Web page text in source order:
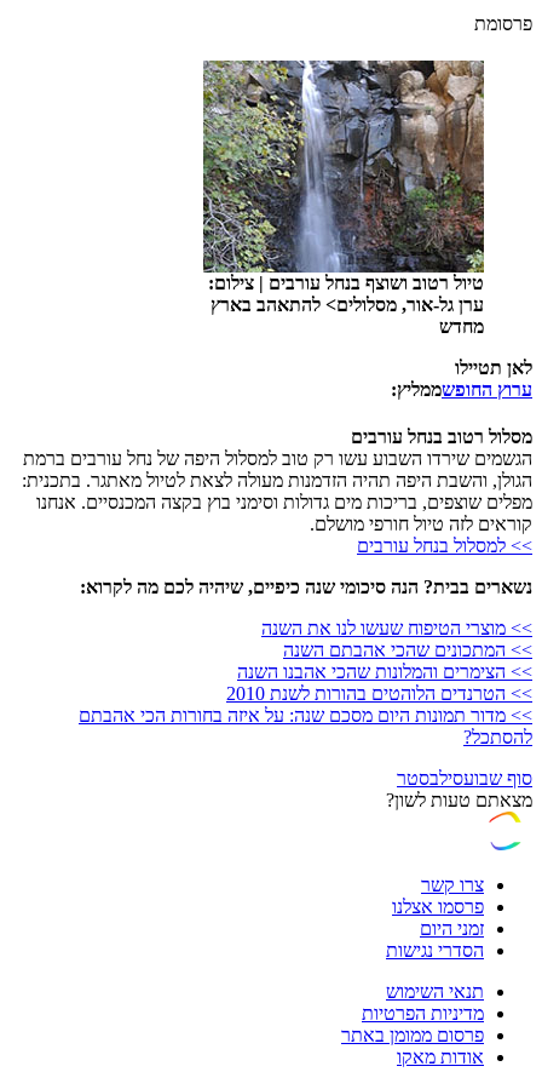
פרסומת
טיול רטוב ושוצף בנחל עורבים | צילום:
ערן גל-אור, מסלולים> להתאהב בארץ
מחדש
לאן תטיילו
ערוץ החופשממליץ:
מסלול רטוב בנחל עורבים
הגשמים שירדו השבוע עשו רק טוב למסלול היפה של נחל עורבים ברמת
הגולן, והשבת היפה תהיה הזדמנות מעולה לצאת לטיול מאתגר. בתכנית:
מפלים שוצפים, בריכות מים גדולות וסימני בוץ בקצה המכנסיים. אנחנו
קוראים לזה טיול חורפי מושלם.
>> למסלול בנחל עורבים
נשארים בבית? הנה סיכומי שנה כיפיים, שיהיה לכם מה לקרוא:
>> מוצרי הטיפוח שעשו לנו את השנה
>> המתכונים שהכי אהבתם השנה
>> הצימרים והמלונות שהכי אהבנו השנה
>> הטרנדים הלוהטים בהורות לשנת 2010
>> מדור תמונות היום מסכם שנה: על איזה בחורות הכי אהבתם
להסתכל?
סוף שבועסילבסטר
מצאתם טעות לשון?
צרו קשר
פרסמו אצלנו
זמני היום
הסדרי נגישות
תנאי השימוש
מדיניות הפרטיות
פרסום ממומן באתר
אודות מאקו